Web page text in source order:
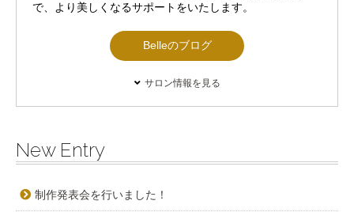
で、より美しくなるサポートをいたします。
Belleのブログ
サロン情報を見る
New Entry
制作発表会を行いました！